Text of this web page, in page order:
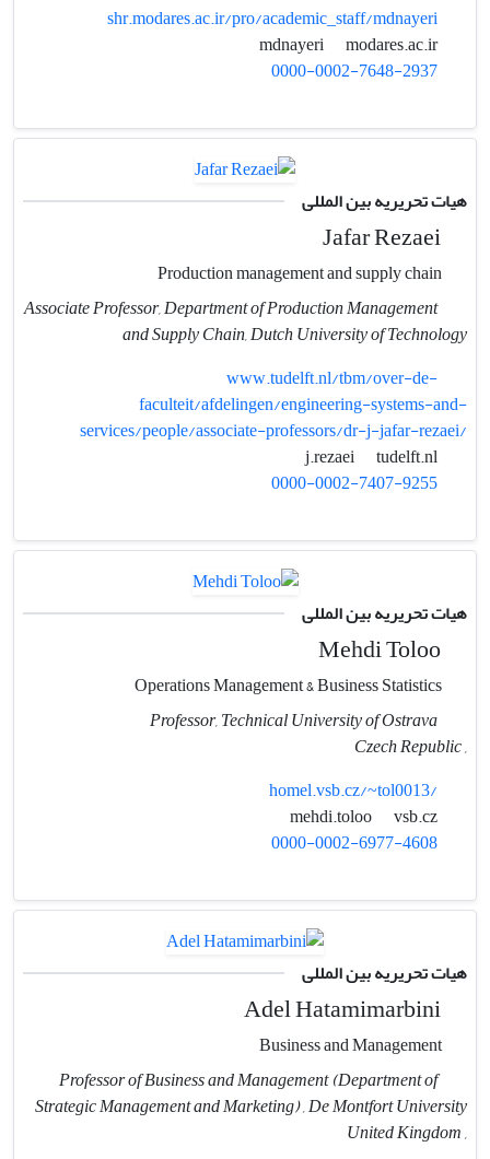
shr.modares.ac.ir/pro/academic_staff/mdnayeri
mdnayeri
modares.ac.ir
0000-0002-7648-2937
هیات تحریریه بین المللی
Jafar Rezaei
Associate Professor, Department of Production Management
and Supply Chain, Dutch University of Technology
www.tudelft.nl/tbm/over-de-
faculteit/afdelingen/engineering-systems-and-
services/people/associate-professors/dr-j-jafar-rezaei/
tudelft.nl
0000-0002-7407-9255
هیات تحریریه بین المللی
Mehdi Toloo
Professor, Technical University of Ostrava
, Czech Republic
homel.vsb.cz/~tol0013/
vsb.cz
0000-0002-6977-4608
هیات تحریریه بین المللی
Adel Hatamimarbini
Business and Management
Professor of Business and Management (Department of
Strategic Management and Marketing) , De Montfort University
, United Kingdom